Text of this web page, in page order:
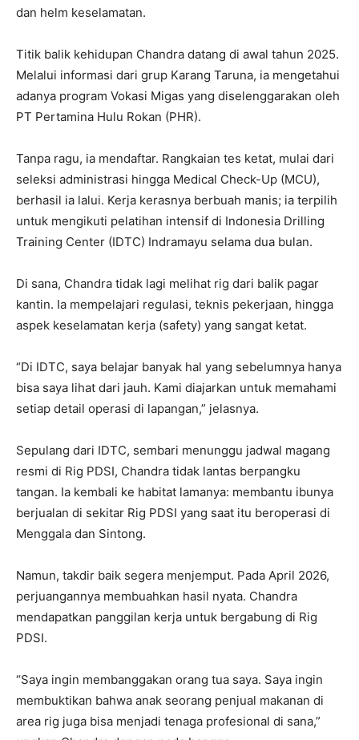
dan helm keselamatan.
Titik balik kehidupan Chandra datang di awal tahun 2025.
Melalui informasi dari grup Karang Taruna, ia mengetahui
adanya program Vokasi Migas yang diselenggarakan oleh
PT Pertamina Hulu Rokan (PHR).
Tanpa ragu, ia mendaftar. Rangkaian tes ketat, mulai dari
seleksi administrasi hingga Medical Check-Up (MCU),
berhasil ia lalui. Kerja kerasnya berbuah manis; ia terpilih
untuk mengikuti pelatihan intensif di Indonesia Drilling
Training Center (IDTC) Indramayu selama dua bulan.
Di sana, Chandra tidak lagi melihat rig dari balik pagar
kantin. Ia mempelajari regulasi, teknis pekerjaan, hingga
aspek keselamatan kerja (safety) yang sangat ketat.
“Di IDTC, saya belajar banyak hal yang sebelumnya hanya
bisa saya lihat dari jauh. Kami diajarkan untuk memahami
setiap detail operasi di lapangan,” jelasnya.
Sepulang dari IDTC, sembari menunggu jadwal magang
resmi di Rig PDSI, Chandra tidak lantas berpangku
tangan. Ia kembali ke habitat lamanya: membantu ibunya
berjualan di sekitar Rig PDSI yang saat itu beroperasi di
Menggala dan Sintong.
Namun, takdir baik segera menjemput. Pada April 2026,
perjuangannya membuahkan hasil nyata. Chandra
mendapatkan panggilan kerja untuk bergabung di Rig
PDSI.
“Saya ingin membanggakan orang tua saya. Saya ingin
membuktikan bahwa anak seorang penjual makanan di
area rig juga bisa menjadi tenaga profesional di sana,”